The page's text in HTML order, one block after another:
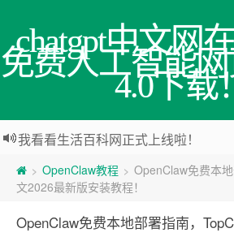
chatgpt中文网
免费人工智能网
4.0下载
我看看生活百科网正式上线啦！
> OpenClaw教程 > OpenClaw免费本
文2026最新版安装教程！
OpenClaw免费本地部署指南，